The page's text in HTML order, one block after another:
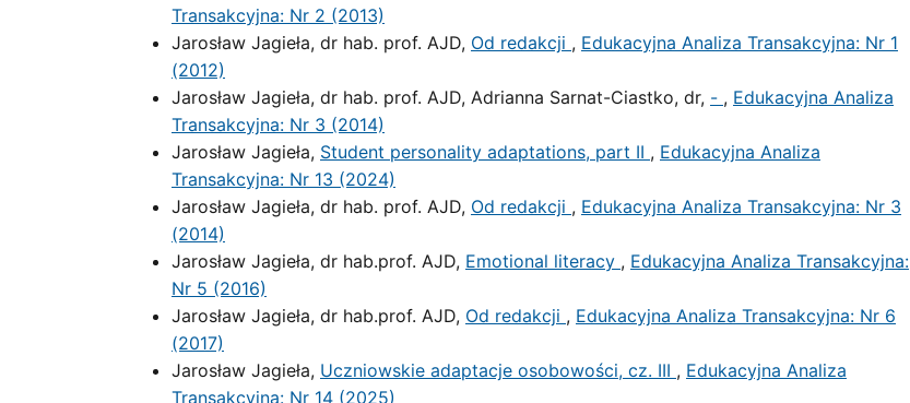
Transakcyjna: Nr 2 (2013)
Jarosław Jagieła, dr hab. prof. AJD, Od redakcji , Edukacyjna Analiza Transakcyjna: Nr 1
(2012)
Jarosław Jagieła, dr hab. prof. AJD, Adrianna Sarnat-Ciastko, dr, - , Edukacyjna Analiza
Transakcyjna: Nr 3 (2014)
Jarosław Jagieła, Student personality adaptations, part II , Edukacyjna Analiza
Transakcyjna: Nr 13 (2024)
Jarosław Jagieła, dr hab. prof. AJD, Od redakcji , Edukacyjna Analiza Transakcyjna: Nr 3
(2014)
Jarosław Jagieła, dr hab.prof. AJD, Emotional literacy , Edukacyjna Analiza Transakcyjna:
Nr 5 (2016)
Jarosław Jagieła, dr hab.prof. AJD, Od redakcji , Edukacyjna Analiza Transakcyjna: Nr 6
(2017)
Jarosław Jagieła, Uczniowskie adaptacje osobowości, cz. III , Edukacyjna Analiza
Transakcyjna: Nr 14 (2025)